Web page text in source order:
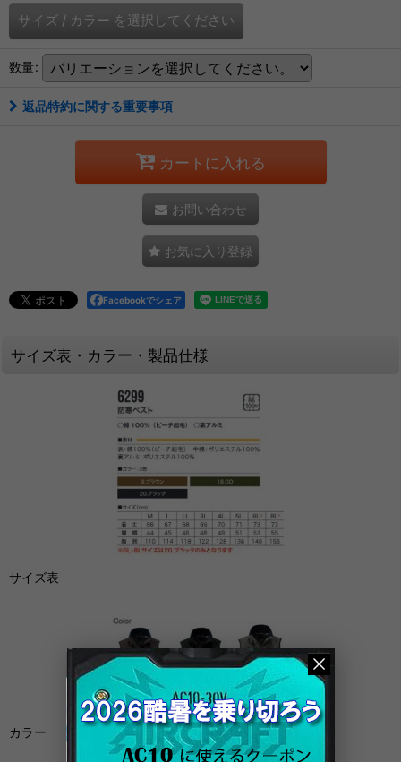
サイズ / カラー を選択してください
数量:
返品特約に関する重要事項
カートに入れる
お問い合わせ
お気に入り登録
Facebookでシェア
サイズ表・カラー・製品仕様
サイズ表
カラー